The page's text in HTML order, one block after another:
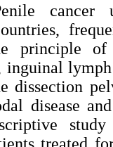
cancer
principle
inguinal
dissection
disease
treated